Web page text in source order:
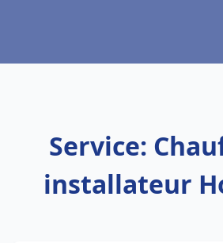
Service:
installateur